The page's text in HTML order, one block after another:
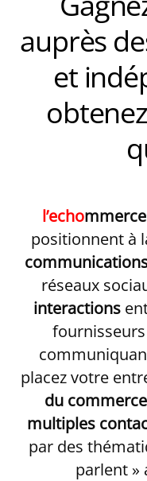
auprès
et
l’echo
positionnent à
réseaux
interactions
placez votre
du commerce
multiples
par des
parlent »